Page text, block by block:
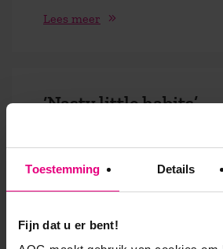
Toestemming Details
Fijn dat u er bent!
Lees meer
‘Nasty little habits’
Veranderen en Organiseren
zomerrooster noemen; in de
schrijven, in de middag varen op